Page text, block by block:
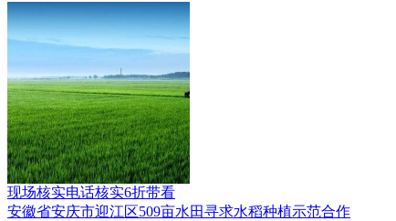
现场核实电话核实6折带看
安徽省安庆市迎江区509亩水田寻求水稻种植示范合作